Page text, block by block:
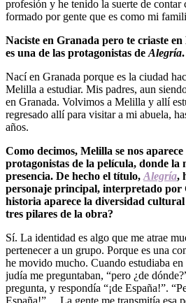
profesión y he tenido la suerte de
formado por gente que es como mi
Naciste en Granada pero te criaste
es una de las protagonistas de Alegría.
Nací en Granada porque es la ciudad
Melilla a estudiar. Mis padres, aun
en Granada. Volvimos a Melilla y allí
regresado allí para visitar a mi abuela,
años.
Como decimos, Melilla se nos
protagonistas de la película, donde la
presencia. De hecho el título, Alegría,
personaje principal, interpretado por
historia aparece la diversidad cultural
tres pilares de la obra?
Sí. La identidad es algo que me atrae
pertenecer a un grupo. Porque es una
he movido mucho. Cuando estudiaba
judía me preguntaban, “pero ¿de
pregunta, y respondía “¡de España!”.
España!”… La gente me transmitía esa